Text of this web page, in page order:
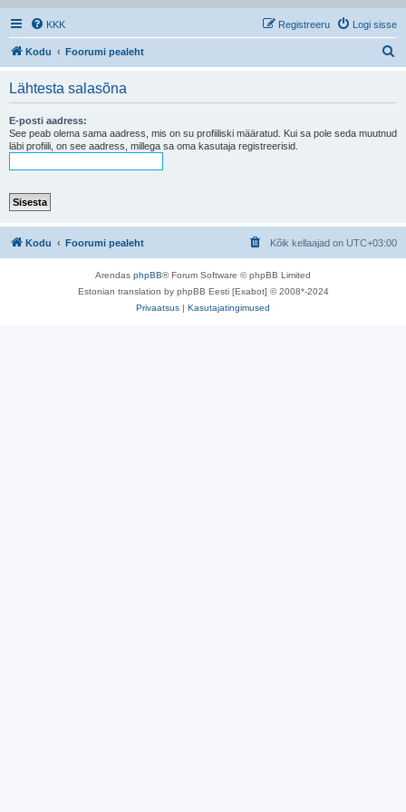
KKK Logi sisse
Registreeru
Kodu Foorumi pealeht
Lähtesta salasõna
E-posti aadress:
See peab olema sama aadress, mis on su profiiliski määratud. Kui sa pole seda muutnud
läbi profiili, on see aadress, millega sa oma kasutaja registreerisid.
Kodu Foorumi pealeht Kõik kellaajad on UTC+03:00
Arendas phpBB® Forum Software © phpBB Limited
Estonian translation by phpBB Eesti [Exabot] © 2008*-2024
Privaatsus | Kasutajatingimused